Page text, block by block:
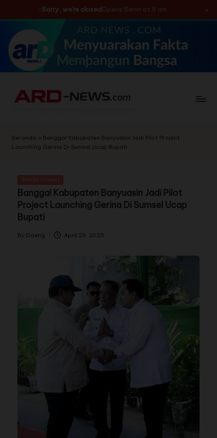
Sorry, we're closedOpens Senin at 9 am ×
Skip
content
Beranda » Bangga! Kabupaten Banyuasin Jadi Pilot Project
Launching Gerina Di Sumsel Ucap Bupati
Bangga! Kabupaten Banyuasin Jadi Pilot
Project Launching Gerina Di Sumsel Ucap
Bupati
By Daeng April 23, 2025